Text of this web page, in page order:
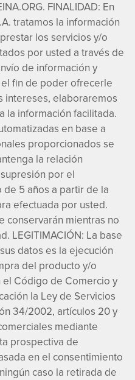
FINALIDAD: En
tratamos la información
los servicios y/o
por usted a través de
de información y
fin de poder ofrecerle
intereses, elaboraremos
la información facilitada.
en base a
proporcionados se
la relación
por el
5 años a partir de la
efectuada por usted.
conservarán mientras no
LEGITIMACIÓN: La base
datos es la ejecución
del producto y/o
Código de Comercio y
la Ley de Servicios
34/2002, artículos 20 y
mediante
prospectiva de
en el consentimiento
caso la retirada de